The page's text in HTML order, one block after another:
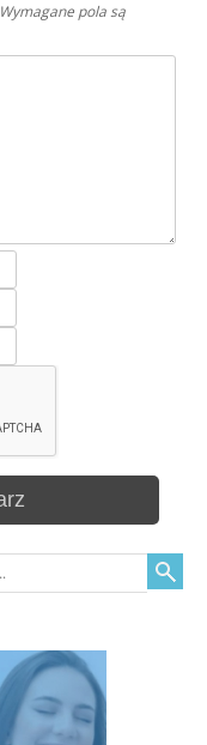
Wymagane pola są